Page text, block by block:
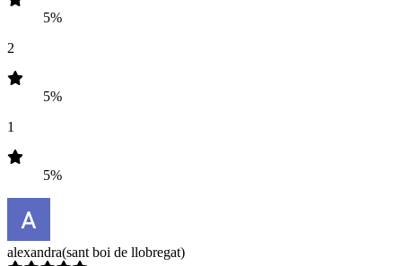
5%
2
5%
1
5%
alexandra(sant boi de llobregat)